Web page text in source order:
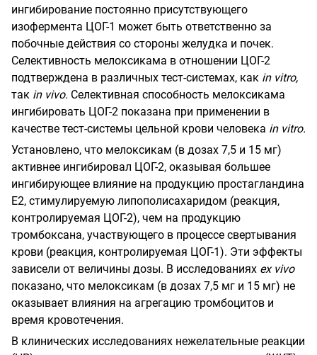
ингибирование постоянно присутствующего
изофермента ЦОГ-1 может быть ответственно за
побочные действия со стороны желудка и почек.
Селективность мелоксикама в отношении ЦОГ-2
подтверждена в различных тест-системах, как in vitro,
так in vivo. Селективная способность мелоксикама
ингибировать ЦОГ-2 показана при применении в
качестве тест-системы цельной крови человека in vitro.
Установлено, что мелоксикам (в дозах 7,5 и 15 мг)
активнее ингибировал ЦОГ-2, оказывая большее
ингибирующее влияние на продукцию простагландина
Е2, стимулируемую липополисахаридом (реакция,
контролируемая ЦОГ-2), чем на продукцию
тромбоксана, участвующего в процессе свертывания
крови (реакция, контролируемая ЦОГ-1). Эти эффекты
зависели от величины дозы. В исследованиях ex vivo
показано, что мелоксикам (в дозах 7,5 мг и 15 мг) не
оказывает влияния на агрегацию тромбоцитов и
время кровотечения.
В клинических исследованиях нежелательные реакции